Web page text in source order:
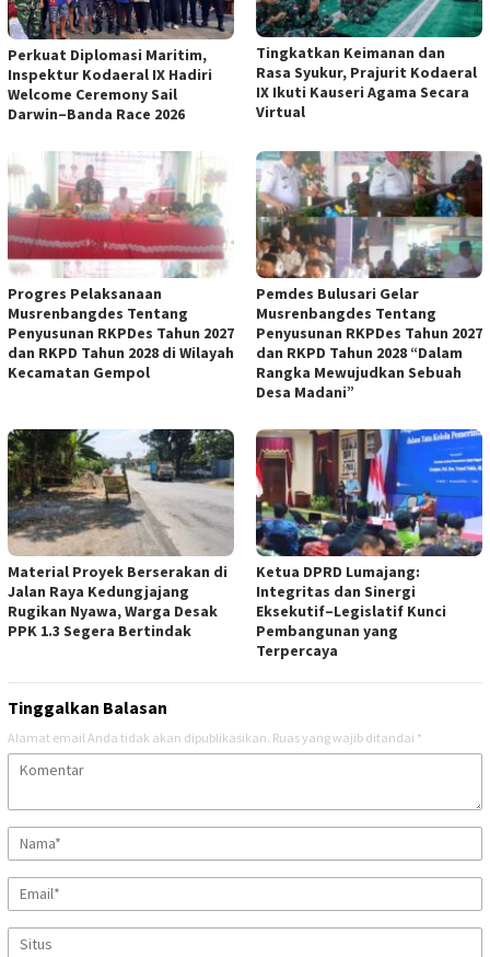
Perkuat Diplomasi Maritim,
Inspektur Kodaeral IX Hadiri
Welcome Ceremony Sail
Darwin–Banda Race 2026
Tingkatkan Keimanan dan
Rasa Syukur, Prajurit Kodaeral
IX Ikuti Kauseri Agama Secara
Virtual
Progres Pelaksanaan
Musrenbangdes Tentang
Penyusunan RKPDes Tahun 2027
dan RKPD Tahun 2028 di Wilayah
Kecamatan Gempol
Pemdes Bulusari Gelar
Musrenbangdes Tentang
Penyusunan RKPDes Tahun 2027
dan RKPD Tahun 2028 “Dalam
Rangka Mewujudkan Sebuah
Desa Madani”
Material Proyek Berserakan di
Jalan Raya Kedungjajang
Rugikan Nyawa, Warga Desak
PPK 1.3 Segera Bertindak
Ketua DPRD Lumajang:
Integritas dan Sinergi
Eksekutif–Legislatif Kunci
Pembangunan yang
Terpercaya
Tinggalkan Balasan
Alamat email Anda tidak akan dipublikasikan. Ruas yang wajib ditandai *